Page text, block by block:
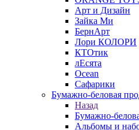
Арт и Дизайн
Зайка Ми
БернАрт
Лори КОЛОРИ
КТОтик
лЕсята
Ocean
Сафарики
Бумажно-беловая
Назад
Бумажно-
Альбомы и